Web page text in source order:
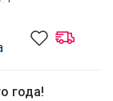
года!